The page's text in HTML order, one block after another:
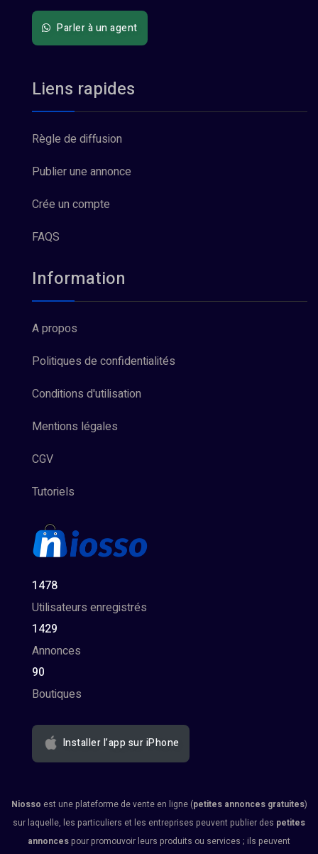
Parler à un agent
Liens rapides
Règle de diffusion
Publier une annonce
Crée un compte
FAQS
Information
A propos
Politiques de confidentialités
Conditions d'utilisation
Mentions légales
CGV
Tutoriels
1478
Utilisateurs enregistrés
1429
Annonces
90
Boutiques
Installer l’app sur iPhone
Niosso est une plateforme de vente en ligne (petites annonces gratuites)
sur laquelle, les particuliers et les entreprises peuvent publier des petites
annonces pour promouvoir leurs produits ou services ; ils peuvent